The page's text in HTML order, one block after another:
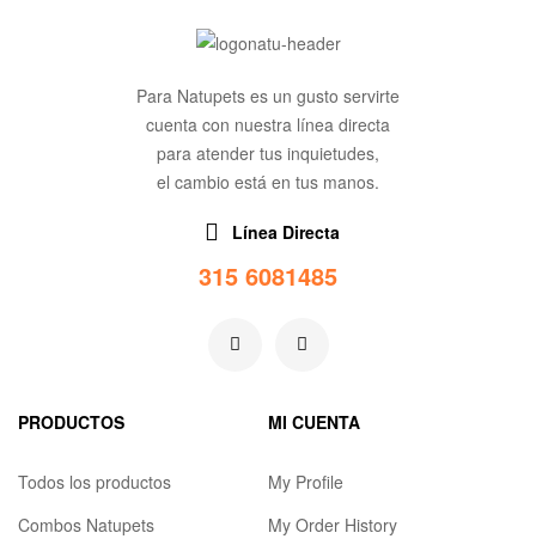
Para Natupets es un gusto servirte
cuenta con nuestra línea directa
para atender tus inquietudes,
el cambio está en tus manos.
Línea Directa
315 6081485
PRODUCTOS
Todos los productos
Combos Natupets
MI CUENTA
My Profile
My Order History